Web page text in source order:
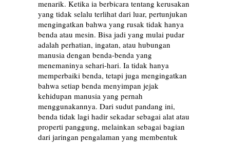
menarik. Ketika ia berbicara tentang kerusakan
yang tidak selalu terlihat dari luar, pertunjukan
mengingatkan bahwa yang rusak tidak hanya
benda atau mesin. Bisa jadi yang mulai pudar
adalah perhatian, ingatan, atau hubungan
manusia dengan benda-benda yang
menemaninya sehari-hari. Ia tidak hanya
memperbaiki benda, tetapi juga mengingatkan
bahwa setiap benda menyimpan jejak
kehidupan manusia yang pernah
menggunakannya. Dari sudut pandang ini,
benda tidak lagi hadir sekadar sebagai alat atau
properti panggung, melainkan sebagai bagian
dari jaringan pengalaman yang membentuk